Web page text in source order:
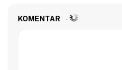
KOMENTAR